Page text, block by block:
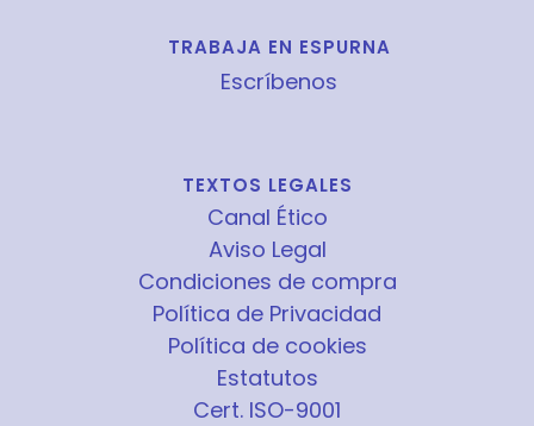
TRABAJA EN ESPURNA
Escríbenos
TEXTOS LEGALES
Canal Ético
Aviso Legal
Condiciones de compra
Política de Privacidad
Política de cookies
Estatutos
Cert. ISO-9001